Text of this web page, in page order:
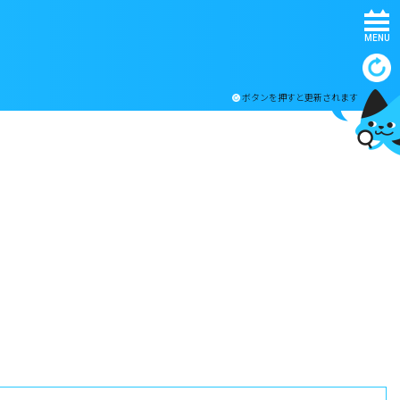
MENU
ボタンを押すと更新されます